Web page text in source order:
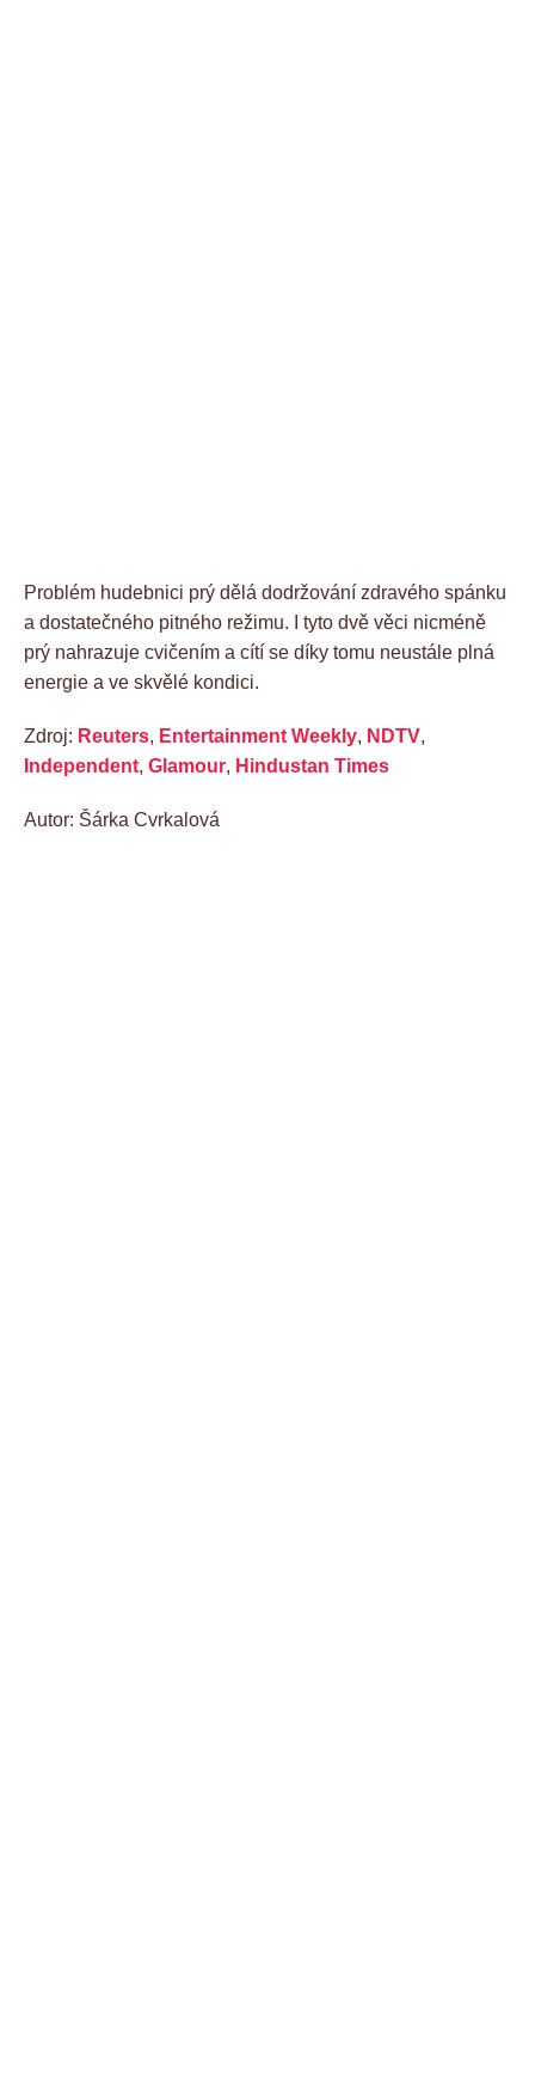
Problém hudebnici prý dělá dodržování zdravého spánku
a dostatečného pitného režimu. I tyto dvě věci nicméně
prý nahrazuje cvičením a cítí se díky tomu neustále plná
energie a ve skvělé kondici.
Zdroj: Reuters, Entertainment Weekly, NDTV,
Independent, Glamour, Hindustan Times
Autor: Šárka Cvrkalová